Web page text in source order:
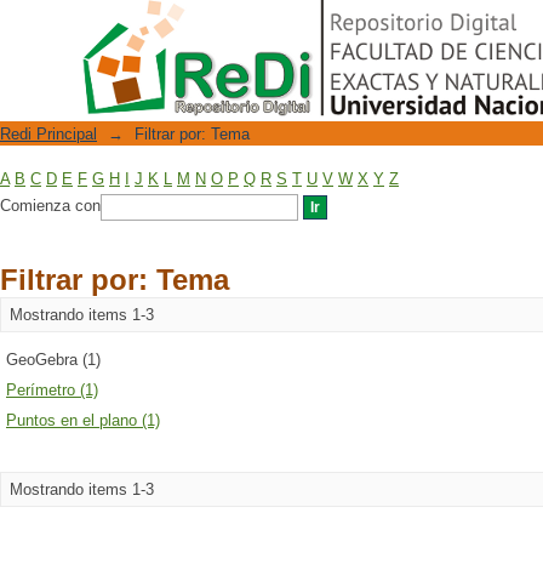
Filtrar por: Tema
Repositorio Digital
Redi Principal → Filtrar por: Tema
A B C D E F G H J K L M N O P Q R S T U V W X Y Z
Comienza con
Filtrar por: Tema
Mostrando items 1-3
GeoGebra (1)
Perímetro (1)
Puntos en el plano (1)
Mostrando items 1-3